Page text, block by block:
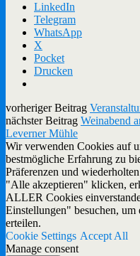
LinkedIn
Telegram
WhatsApp
X
Pocket
Drucken
vorheriger Beitrag
nächster Beitrag Weinabend
Leverner Mühle
Wir verwenden Cookies auf
bestmögliche Erfahrung zu
Präferenzen und
"Alle akzeptieren" klicken,
ALLER Cookies
Einstellungen" besuchen,
erteilen.
Cookie Settings Accept All
Manage consent